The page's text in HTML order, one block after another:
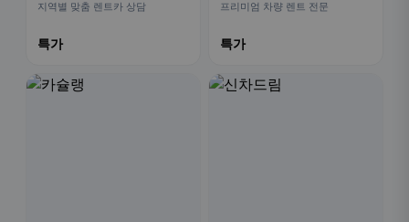
지역별 맞춤 렌트카 상담
특가
프리미엄 차량 렌트 전문
특가